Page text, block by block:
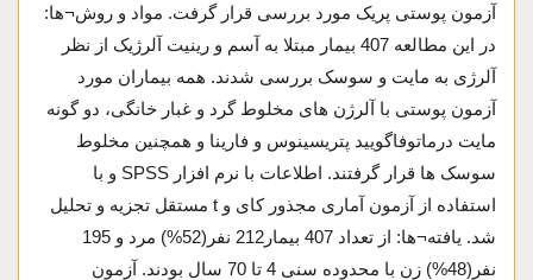
آزمون پوستی پریک مورد بررسی قرار گرفت. مواد و روش¬ها:
در این مطالعه 407 بیمار مبتلا به آسم و رینیت آلرژیک از نظر
آلرژی به مایت و سوسک بررسی شدند. همه بیماران مورد
آزمون پوستی با آلرژن های مخلوط گرد و غبار خانگی، دو گونه
مایت درماتوفاگویید پتریسینوس و فارینا و همچنین مخلوط
سوسک ها قرار گرفتند. اطلاعات با نرم افزار SPSS و با
استفاده از آزمون آماری مجذور کای و t مستقل تجزیه و تحلیل
شد. یافته¬ها: از تعداد 407 بیمار212 نفر(52%) مرد و 195
نفر(48%) زن با محدوده سنی 4 تا 70 سال بودند. آزمون